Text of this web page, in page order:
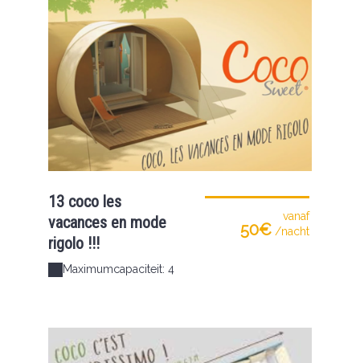
13 coco les
vacances en mode
rigolo !!!
Maximumcapaciteit: 4
vanaf
50€ /nacht